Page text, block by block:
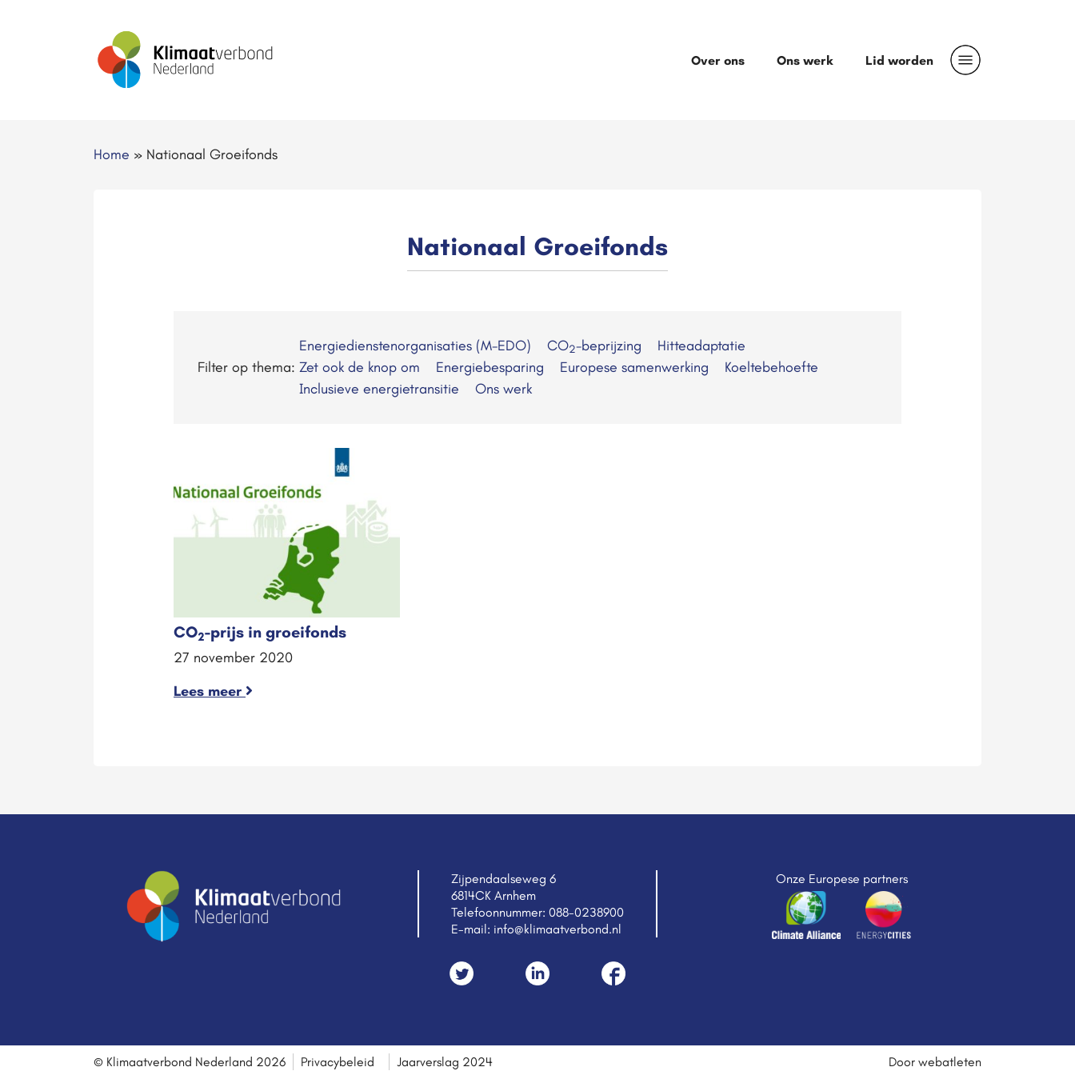
Over ons Ons werk Lid worden
Home » Nationaal Groeifonds
Nationaal Groeifonds
Filter op thema:
Energiedienstenorganisaties (M-EDO) CO2-beprijzing
Hitteadaptatie
Zet ook de knop om
Energiebesparing Europese samenwerking
Koeltebehoefte
Inclusieve energietransitie
Ons werk
CO2-prijs in groeifonds
27 november 2020
Lees meer
Zijpendaalseweg 6
6814CK Arnhem
Telefoonnummer: 088-0238900
E-mail: info@klimaatverbond.nl
Onze Europese partners
© Klimaatverbond Nederland 2026 Privacybeleid Jaarverslag 2024 Door webatleten